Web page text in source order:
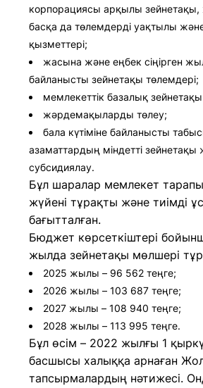
корпорациясы арқылы
басқа да төлемдерді уақтылы
қызметтері;
жасына және еңбек сіңірген
байланысты зейнетақы төлемдері;
мемлекеттік базалық зейнетақы
жәрдемақыларды төлеу;
бала күтіміне байланысты
азаматтардың міндетті
субсидиялау.
Бұл шаралар мемлекет
жүйені тұрақты және тиімді
бағытталған.
Бюджет көрсеткіштері
жылда зейнетақы мөлшері
2025 жылы – 96 562 теңге;
2026 жылы – 103 687 теңге;
2027 жылы – 108 940 теңге;
2028 жылы – 113 995 теңге.
Бұл өсім – 2022 жылғы 1
басшысы халыққа арнаған
тапсырмалардың нәтижесі.